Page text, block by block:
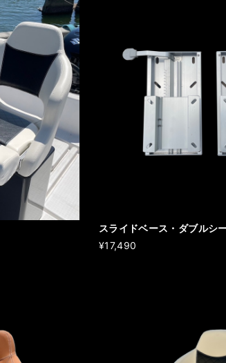
スライドベース・ダブルシ
¥17,490